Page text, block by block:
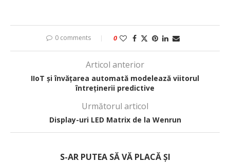
0 comments 0
Articol anterior
IIoT și învățarea automată modelează viitorul
întreținerii predictive
Următorul articol
Display-uri LED Matrix de la Wenrun
S-AR PUTEA SĂ VĂ PLACĂ ȘI